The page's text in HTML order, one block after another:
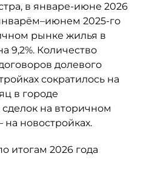
в январе-июне 2026
2025-го
рынке жилья в
9,2%. Количество
долевого
сократилось на
в городе
сделок на вторичном
новостройках.
итогам 2026 года